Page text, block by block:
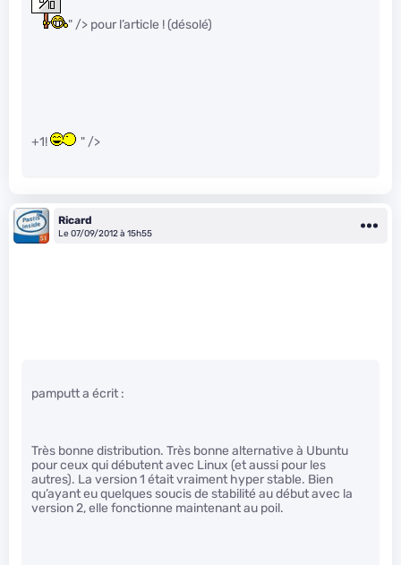
" /> pour l’article ! (désolé)
+1! " />
Ricard
Le 07/09/2012 à 15h55
pamputt a écrit :
Très bonne distribution. Très bonne alternative à Ubuntu
pour ceux qui débutent avec Linux (et aussi pour les
autres). La version 1 était vraiment hyper stable. Bien
qu’ayant eu quelques soucis de stabilité au début avec la
version 2, elle fonctionne maintenant au poil.